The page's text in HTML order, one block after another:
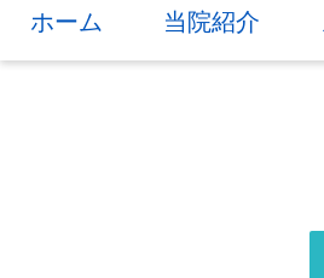
ホーム 当院紹介